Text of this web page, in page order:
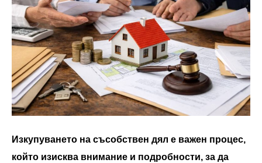
Изкупуването на съсобствен дял е важен процес,
който изисква внимание и подробности, за да